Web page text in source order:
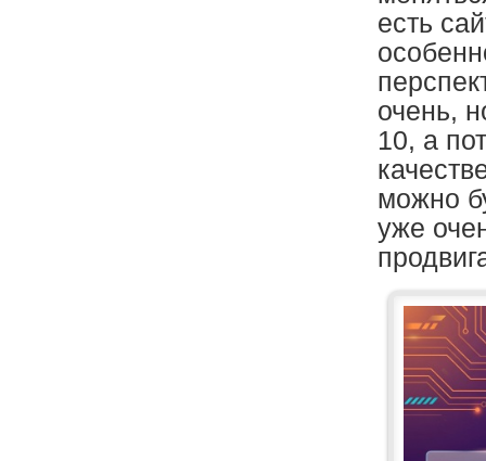
есть
очень,
10, а
можно
уже